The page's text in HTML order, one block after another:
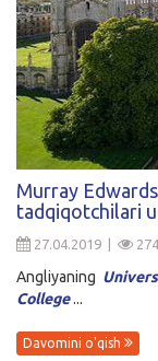
Yana
Qidirish
Murray
tadqiqotchilari
27.04.2019 |
Angliyaning
College...
Davomini o'qish